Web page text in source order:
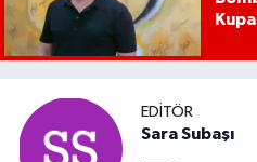
EDITÖR
Sara Subaşı